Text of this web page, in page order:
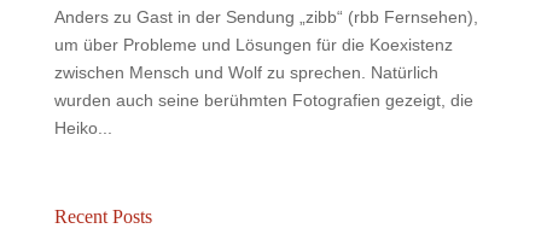
Anders zu Gast in der Sendung „zibb“ (rbb Fernsehen),
um über Probleme und Lösungen für die Koexistenz
zwischen Mensch und Wolf zu sprechen. Natürlich
wurden auch seine berühmten Fotografien gezeigt, die
Heiko...
Recent Posts